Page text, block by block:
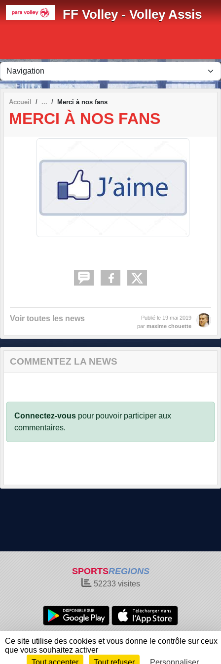
FF Volley - Volley Assis
Accueil Merci à nos fans
MERCI À NOS FANS
Voir toutes les news Publié le 19 mai 2019
par maxime chouette
COMMENTEZ LA NEWS
Connectez-vous pour pouvoir participer aux
commentaires.
SPORTSREGIONS
52233visites
Charte cookies
Gestion des cookies
Informations légales
Signaler un contenu inapproprié
Panneau de gestion des cookies
Ce site utilise des cookies et vous donne le contrôle sur ceux
que vous souhaitez activer
Tout accepter
Tout refuser Personnaliser